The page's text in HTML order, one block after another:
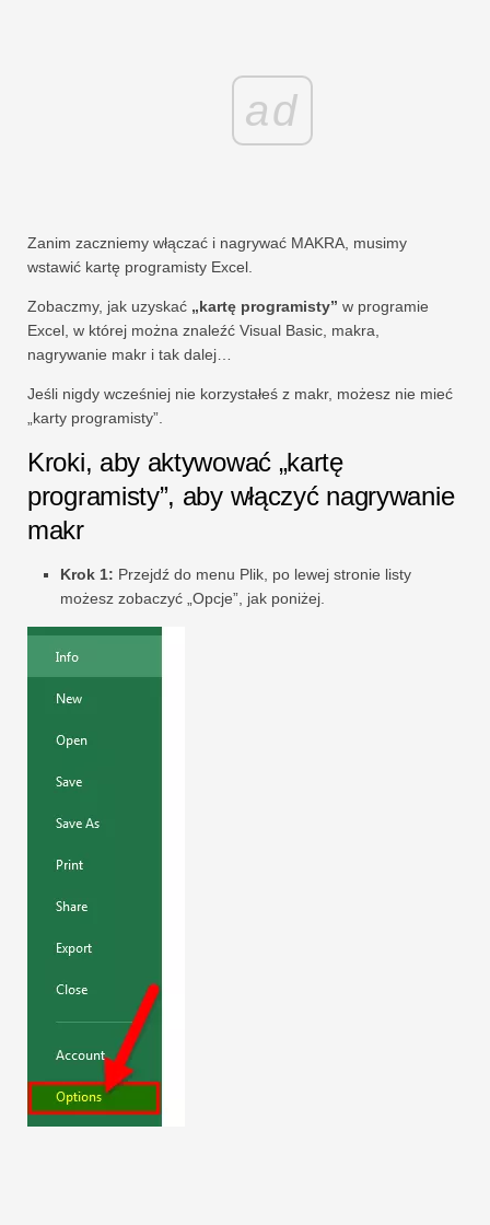
ad
Zanim zaczniemy włączać i nagrywać MAKRA, musimy
wstawić kartę programisty Excel.
Zobaczmy, jak uzyskać „kartę programisty” w programie
Excel, w której można znaleźć Visual Basic, makra,
nagrywanie makr i tak dalej…
Jeśli nigdy wcześniej nie korzystałeś z makr, możesz nie mieć
„karty programisty”.
Kroki, aby aktywować „kartę
programisty”, aby włączyć nagrywanie
makr
Krok 1: Przejdź do menu Plik, po lewej stronie listy
możesz zobaczyć „Opcje”, jak poniżej.